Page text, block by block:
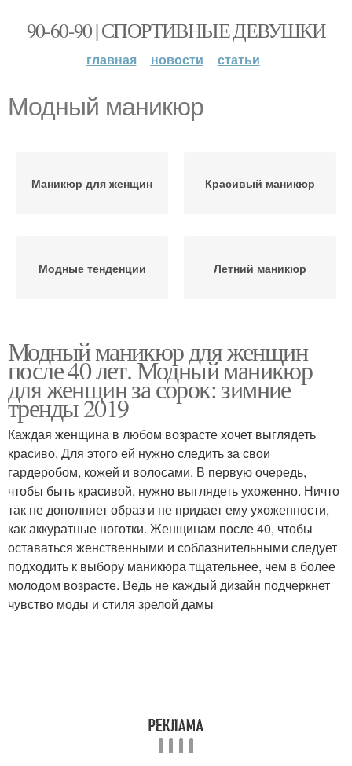
90-60-90 | СПОРТИВНЫЕ ДЕВУШКИ
главная новости статьи
Модный маникюр
Маникюр для женщин Красивый маникюр
Модные тенденции Летний маникюр
Модный маникюр для женщин
после 40 лет. Модный маникюр
для женщин за сорок: зимние
тренды 2019
Каждая женщина в любом возрасте хочет выглядеть
красиво. Для этого ей нужно следить за свои
гардеробом, кожей и волосами. В первую очередь,
чтобы быть красивой, нужно выглядеть ухоженно. Ничто
так не дополняет образ и не придает ему ухоженности,
как аккуратные ноготки. Женщинам после 40, чтобы
оставаться женственными и соблазнительными следует
подходить к выбору маникюра тщательнее, чем в более
молодом возрасте. Ведь не каждый дизайн подчеркнет
чувство моды и стиля зрелой дамы